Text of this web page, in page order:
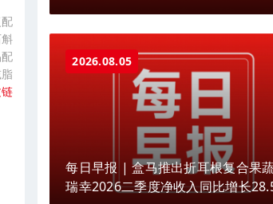
2026.08.05
每日早报 | 盒马推出折耳根复合果蔬
瑞幸2026二季度净收入同比增长